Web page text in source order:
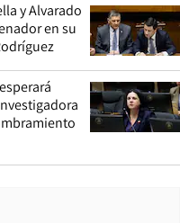
y Alvarado
en su